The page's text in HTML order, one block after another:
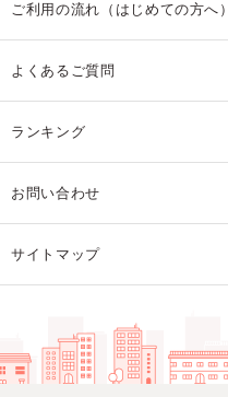
ご利用の流れ（はじめての方へ）
よくあるご質問
ランキング
お問い合わせ
サイトマップ